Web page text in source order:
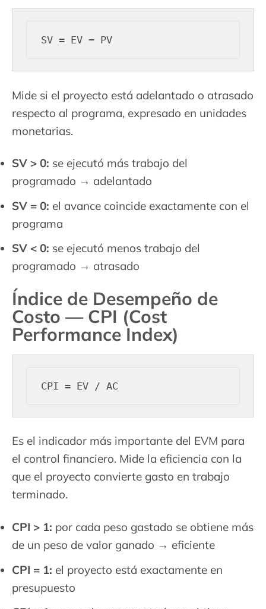
Mide si el proyecto está adelantado o atrasado
respecto al programa, expresado en unidades
monetarias.
SV > 0: se ejecutó más trabajo del
programado → adelantado
SV = 0: el avance coincide exactamente con el
programa
SV < 0: se ejecutó menos trabajo del
programado → atrasado
Índice de Desempeño de
Costo — CPI (Cost
Performance Index)
Es el indicador más importante del EVM para
el control financiero. Mide la eficiencia con la
que el proyecto convierte gasto en trabajo
terminado.
CPI > 1: por cada peso gastado se obtiene más
de un peso de valor ganado → eficiente
CPI = 1: el proyecto está exactamente en
presupuesto